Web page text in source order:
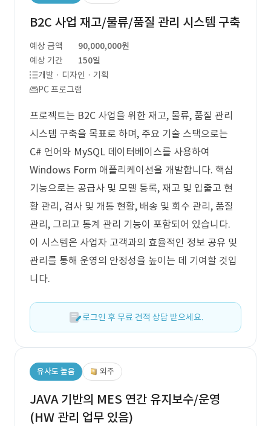
B2C 사업 재고/물류/품질 관리 시스템 구축
예상 금액
90,000,000원
예상 기간
150일
개발 · 디자인 · 기획
PC 프로그램
프로젝트는 B2C 사업을 위한 재고, 물류, 품질 관리
시스템 구축을 목표로 하며, 주요 기술 스택으로는
C# 언어와 MySQL 데이터베이스를 사용하여
Windows Form 애플리케이션을 개발합니다. 핵심
기능으로는 공급사 및 모델 등록, 재고 및 입출고 현
황 관리, 검사 및 개통 현황, 배송 및 회수 관리, 품질
관리, 그리고 통계 관리 기능이 포함되어 있습니다.
이 시스템은 사업자 고객과의 효율적인 정보 공유 및
관리를 통해 운영의 안정성을 높이는 데 기여할 것입
니다.
로그인 후 무료 견적 상담 받으세요.
유사도 높음 외주
JAVA 기반의 MES 연간 유지보수/운영
(HW 관리 업무 있음)